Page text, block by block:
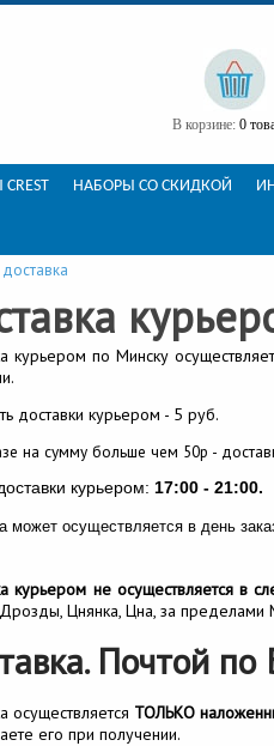
В корзине: 0
НАБОРЫ СО СКИДКОЙ
курьером по Минску
доставки курьером - 5 руб.
на сумму больше чем 50p -
курьером: 17:00 - 21:00.
может осуществляется в день
курьером не осуществляется в
Цнянка, Цна, за
Почтой по
осуществляется ТОЛЬКО
его при получении.